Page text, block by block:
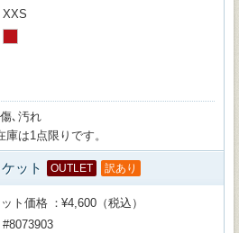
XXS
､汚れ
庫は1点限りです。
ット OUTLET 訳あり
ト価格
¥4,600（税込）
#8073903